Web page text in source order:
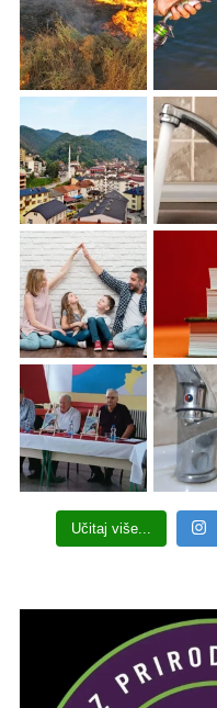
Učitaj više...